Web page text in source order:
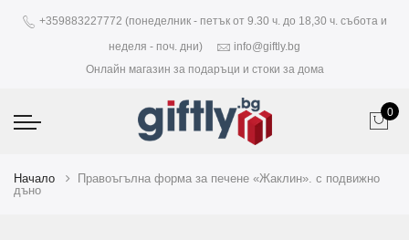
+359883227772 (понеделник - петък от 9.30 ч. до 18,30 ч. събота и
неделя - поч. дни)
info@giftly.bg
Онлайн магазин за подаръци и стоки за дома
0
Начало
Правоъгълна форма за печене «Жаклин». с подвижно
дъно